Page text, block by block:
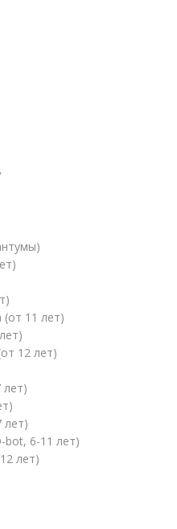
11 лет)
12 лет)
лет)
bot, 6-11 лет)
лет)